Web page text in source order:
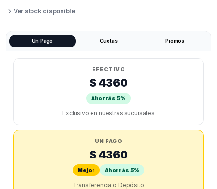
KOBRA
3
Ver stock disponible
Un Pago Cuotas Promos
EFECTIVO
$ 4360
Ahorrás 5%
Exclusivo en nuestras sucursales
UN PAGO
$ 4360
Mejor Ahorrás 5%
Transferencia o Depósito